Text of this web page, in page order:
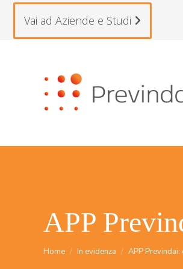
Vai ad Aziende e Studi
APP
Tu sei qui:
Home In evidenza APP